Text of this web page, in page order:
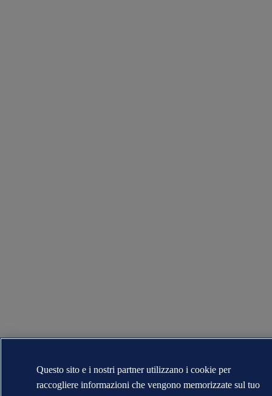
Questo sito e i nostri partner utilizzano i cookie per
raccogliere informazioni che vengono memorizzate sul tuo